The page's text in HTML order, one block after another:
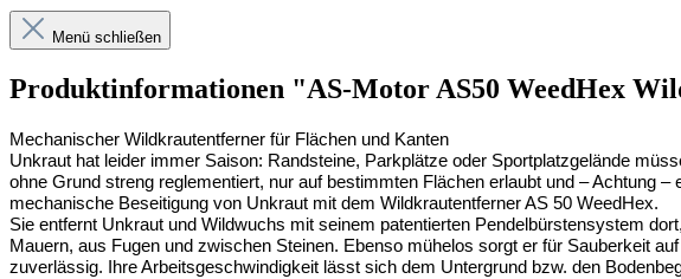
Menü schließen
Produktinformationen "AS-Motor AS50 WeedHex
Mechanischer Wildkrautentferner für Flächen und Kanten
Unkraut hat leider immer Saison: Randsteine, Parkplätze oder Sportplatzgelände
ohne Grund streng reglementiert, nur auf bestimmten Flächen erlaubt und – Achtung
mechanische Beseitigung von Unkraut mit dem Wildkrautentferner AS 50 WeedHex.
Sie entfernt Unkraut und Wildwuchs mit seinem patentierten Pendelbürstensystem
Mauern, aus Fugen und zwischen Steinen. Ebenso mühelos sorgt er für Sauberkeit
zuverlässig. Ihre Arbeitsgeschwindigkeit lässt sich dem Untergrund bzw. den